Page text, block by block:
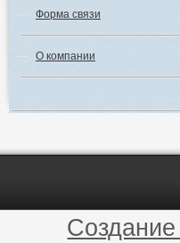
Форма связи
О компании
Создание